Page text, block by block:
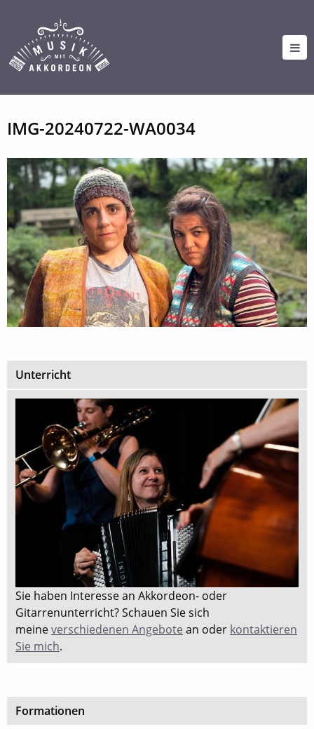
Unterricht
Sie haben Interesse an Akkordeon- oder
Gitarrenunterricht? Schauen Sie sich
meineverschiedenen Angebote an oder kontaktieren
Sie mich.
Formationen
IMG-20240722-WA0034